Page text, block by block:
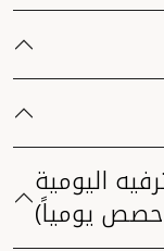
اليومية
يومياً)